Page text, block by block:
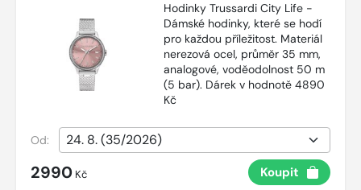
Hodinky Trussardi City Life -
Dámské hodinky, které se hodí
pro každou příležitost. Materiál
nerezová ocel, průměr 35 mm,
analogové, voděodolnost 50 m
(5 bar). Dárek v hodnotě 4890
Kč
Od:
2990 Kč Koupit